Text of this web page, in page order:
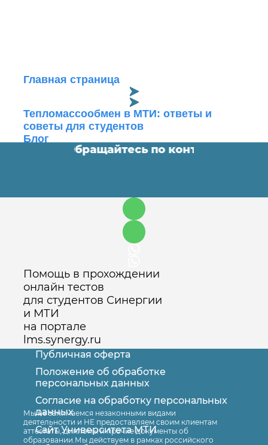
Главная страница
Тепломассообмен в МТИ: ответы и
советы для студентов
Блог
работы. Обращайтесь по контактам ⬇️
Помощь в прохождении
онлайн тестов
для студентов Синергии
и МТИ
на портале
lms.synergy.ru
Оставить заявку
Публичная оферта
Положение об обработке
персональных данных
Согласие на обработку персональных
данных
Сайт Университета МТИ
Мы не занимаемся незаконными видами
деятельности и НЕ предоставляем своим клиентам
аттестаты, дипломы и прочие документы об
образовании.Мы действуем в рамках российского